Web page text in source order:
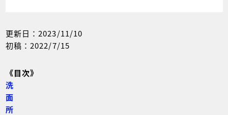
更新日：2023/11/10
初稿：2022/7/15
《目次》
洗
面
所